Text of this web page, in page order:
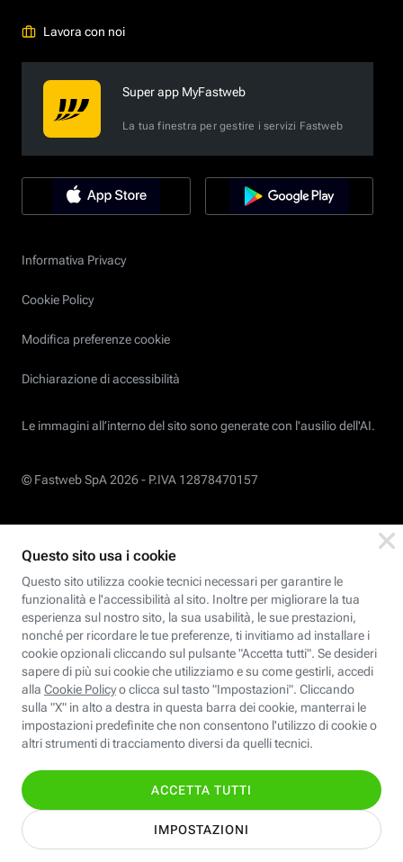
Lavora con noi
Super app MyFastweb
La tua finestra per gestire i servizi Fastweb
Informativa Privacy
Cookie Policy
Modifica preferenze cookie
Dichiarazione di accessibilità
Le immagini all’interno del sito sono generate con l'ausilio dell'AI.
© Fastweb SpA 2026 - P.IVA 12878470157